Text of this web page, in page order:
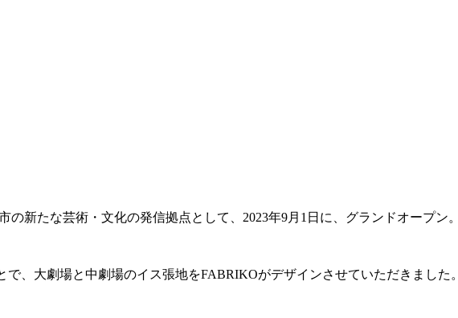
の新たな芸術・文化の発信拠点として、2023年9月1日に、グランドオープン。
、大劇場と中劇場のイス張地をFABRIKOがデザインさせていただきました。